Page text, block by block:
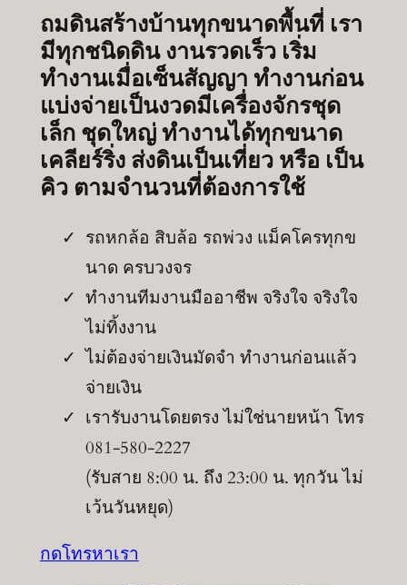
ถมดินสร้างบ้านทุกขนาดพื้นที่ เรา
มีทุกชนิดดิน งานรวดเร็ว เริ่ม
ทำงานเมื่อเซ็นสัญญา ทำงานก่อน
แบ่งจ่ายเป็นงวดมีเครื่องจักรชุด
เล็ก ชุดใหญ่ ทำงานได้ทุกขนาด
เคลียร์ริ่ง ส่งดินเป็นเที่ยว หรือ เป็น
คิว ตามจำนวนที่ต้องการใช้
รถหกล้อ สิบล้อ รถพ่วง แม็คโครทุกข
นาด ครบวงจร
ทำงานทีมงานมืออาชีพ จริงใจ จริงใจ
ไม่ทิ้งงาน
ไม่ต้องจ่ายเงินมัดจำ ทำงานก่อนแล้ว
จ่ายเงิน
เรารับงานโดยตรง ไม่ใช่นายหน้า โทร
081-580-2227
(รับสาย 8:00 น. ถึง 23:00 น. ทุกวัน ไม่
เว้นวันหยุด)
กดโทรหาเรา